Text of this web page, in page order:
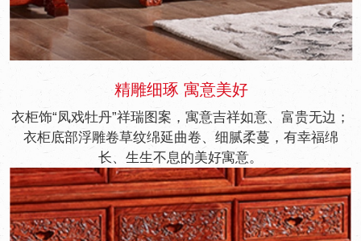
精雕细琢 寓意美好
衣柜饰“凤戏牡丹”祥瑞图案，寓意吉祥如意、富贵无边；
衣柜底部浮雕卷草纹绵延曲卷、细腻柔蔓，有幸福绵
长、生生不息的美好寓意。